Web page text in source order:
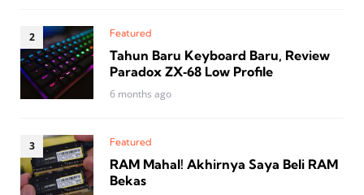
Featured
Tahun Baru Keyboard Baru, Review
Paradox ZX‑68 Low Profile
6 months ago
Featured
RAM Mahal! Akhirnya Saya Beli RAM
Bekas